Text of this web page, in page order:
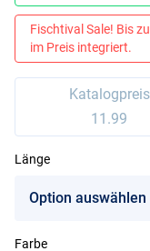
Fischtival Sale! Bis
im Preis integriert.
Katalogpreis
11.99
Länge
Farbe